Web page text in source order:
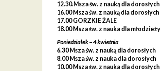
12.30.Msza św. z nauką dla dorosłych
16.00 Msza św. z nauką dla dorosłych
17.00 GORZKIE ŻALE
18.00 Msza św. z nauka dla młodzieży
Poniedziałek – 4 kwietnia
6.30 Msza św. z nauką dla dorosłych
8.00 Msza św. z nauka dla dorosłych
10.00 Msza św. z nauka dla dorosłych